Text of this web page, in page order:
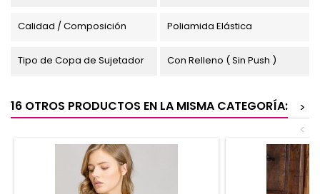
Calidad / Composición Poliamida Elástica
Tipo de Copa de Sujetador Con Relleno ( Sin Push )
16 OTROS PRODUCTOS EN LA MISMA CATEGORÍA:
>
<